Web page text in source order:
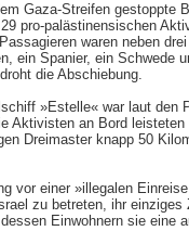
Gaza-Streifen gestoppte
pro-palästinensischen
waren neben
ein Spanier, ein Schwede
die Abschiebung.
»Estelle« war laut den
Aktivisten an Bord
Dreimaster knapp 50
vor einer »illegalen
zu betreten, ihr
Einwohnern sie eine